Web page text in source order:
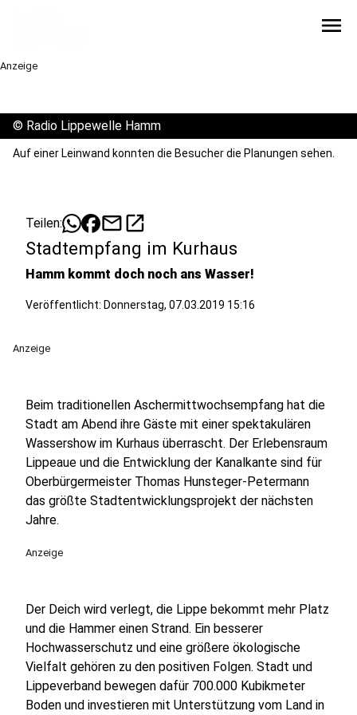
menu
Anzeige
© Radio Lippewelle Hamm
Auf einer Leinwand konnten die Besucher die Planungen sehen.
Teilen: mailopen_in_new
Stadtempfang im Kurhaus
Hamm kommt doch noch ans Wasser!
Veröffentlicht: Donnerstag, 07.03.2019 15:16
Anzeige
Beim traditionellen Aschermittwochsempfang hat die
Stadt am Abend ihre Gäste mit einer spektakulären
Wassershow im Kurhaus überrascht. Der Erlebensraum
Lippeaue und die Entwicklung der Kanalkante sind für
Oberbürgermeister Thomas Hunsteger-Petermann
das größte Stadtentwicklungsprojekt der nächsten
Jahre.
Anzeige
Der Deich wird verlegt, die Lippe bekommt mehr Platz
und die Hammer einen Strand. Ein besserer
Hochwasserschutz und eine größere ökologische
Vielfalt gehören zu den positiven Folgen. Stadt und
Lippeverband bewegen dafür 700.000 Kubikmeter
Boden und investieren mit Unterstützung vom Land in